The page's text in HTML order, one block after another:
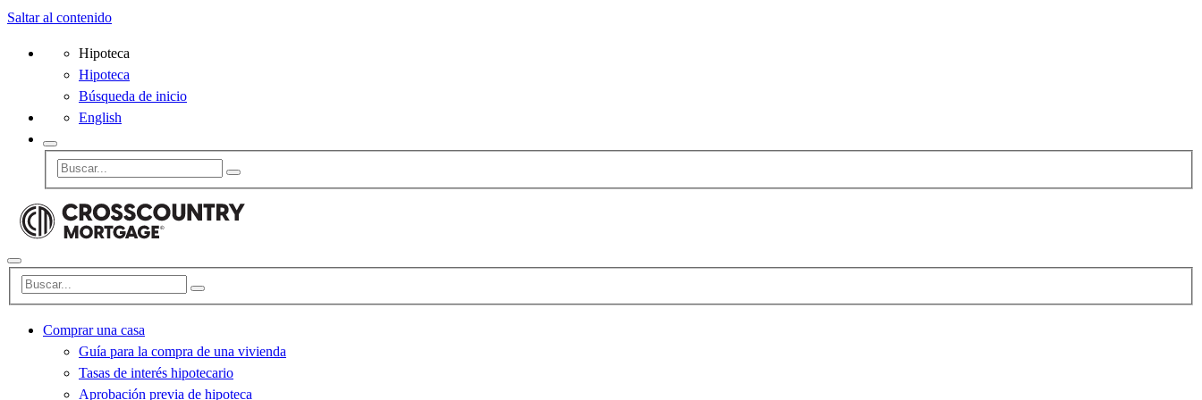
Saltar al contenido
Hipoteca
Hipoteca
Búsqueda de inicio
English
Comprar una casa
Guía para la compra de una vivienda
Tasas de interés hipotecario
Aprobación previa de hipoteca